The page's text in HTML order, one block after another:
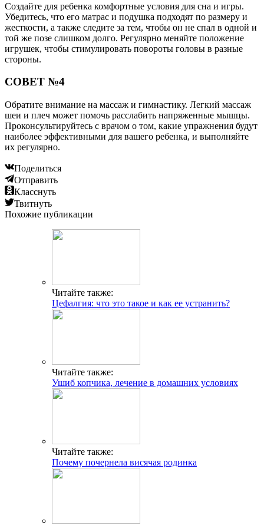
Создайте для ребенка комфортные условия для сна и игры.
Убедитесь, что его матрас и подушка подходят по размеру и
жесткости, а также следите за тем, чтобы он не спал в одной и
той же позе слишком долго. Регулярно меняйте положение
игрушек, чтобы стимулировать повороты головы в разные
стороны.
СОВЕТ №4
Обратите внимание на массаж и гимнастику. Легкий массаж
шеи и плеч может помочь расслабить напряженные мышцы.
Проконсультируйтесь с врачом о том, какие упражнения будут
наиболее эффективными для вашего ребенка, и выполняйте
их регулярно.
Поделиться
Отправить
Класснуть
Твитнуть
Похожие публикации
Читайте также:
Цефалгия: что это такое и как ее устранить?
Читайте также:
Ушиб копчика, лечение в домашних условиях
Читайте также:
Почему почернела висячая родинка